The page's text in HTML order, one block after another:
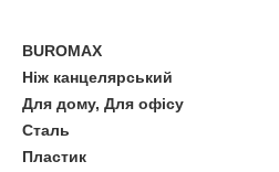
BUROMAX
Ніж канцелярський
Для дому, Для офісу
Сталь
Пластик